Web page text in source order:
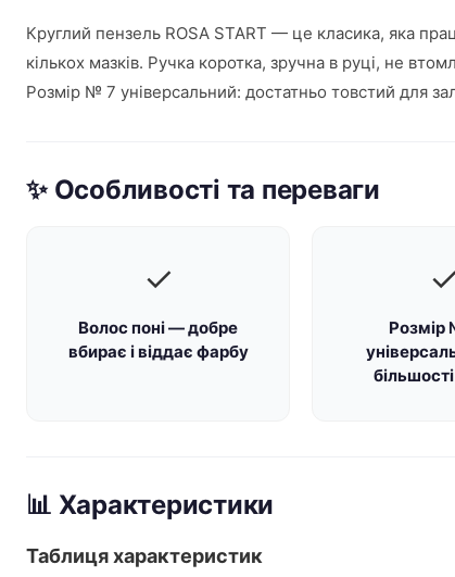
Круглий пензель ROSA START — це класика, яка
кількох мазків. Ручка коротка, зручна в руці, не
Розмір № 7 універсальний: достатньо товстий для
✨ Особливості та переваги
✓
Волос поні — добре
вбирає і віддає фарбу
✓
📊 Характеристики
Таблиця характеристик